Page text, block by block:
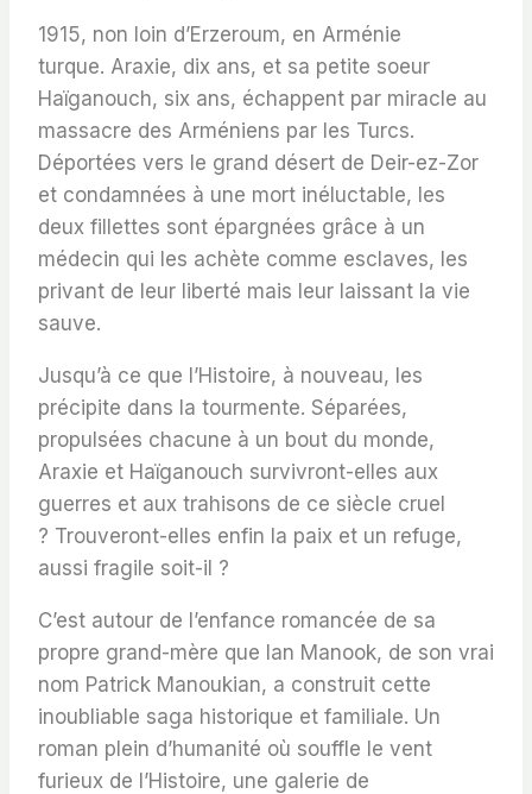
1915, non loin d’Erzeroum, en Arménie
turque. Araxie, dix ans, et sa petite soeur
Haïganouch, six ans, échappent par miracle au
massacre des Arméniens par les Turcs.
Déportées vers le grand désert de Deir-ez-Zor
et condamnées à une mort inéluctable, les
deux fillettes sont épargnées grâce à un
médecin qui les achète comme esclaves, les
privant de leur liberté mais leur laissant la vie
sauve.
Jusqu’à ce que l’Histoire, à nouveau, les
précipite dans la tourmente. Séparées,
propulsées chacune à un bout du monde,
Araxie et Haïganouch survivront-elles aux
guerres et aux trahisons de ce siècle cruel
? Trouveront-elles enfin la paix et un refuge,
aussi fragile soit-il ?
C’est autour de l’enfance romancée de sa
propre grand-mère que Ian Manook, de son vrai
nom Patrick Manoukian, a construit cette
inoubliable saga historique et familiale. Un
roman plein d’humanité où souffle le vent
furieux de l’Histoire, une galerie de